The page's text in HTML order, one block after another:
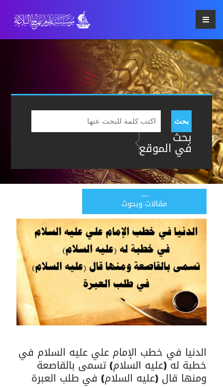
بحث
بحث
في الموقع
مقالات وبحوث
الدنيا في خطب الإمام علي عليه السلام في
خطبة له (عليه السلام) تسمى بالقاصعة
ومنها قال (عليه السلام) في طلب العبرة